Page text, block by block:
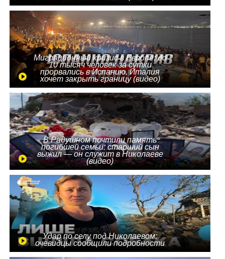
Миграционный кризис в Европе: до
10 тысяч человек за сутки
прорвались в Испанию, Италия
хочет закрыть границу (видео)
В Радушном почтили память
погибшей семьи: старший сын
выжил — он служит в Николаеве
(видео)
Удар по селу под Николаевом:
очевидцы сообщили подробности